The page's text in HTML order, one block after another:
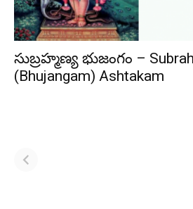
సుబ్రహ్మణ్య భుజంగం –
(Bhujangam) Ashtakam
పితృదేవతల ఆశీర్వాదం